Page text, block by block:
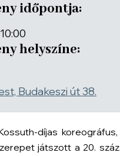
időpontja:
helyszíne:
Budakeszi út 38.
díjas
játszott a 20.